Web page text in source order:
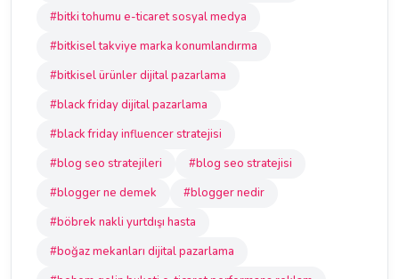
#bitki tohumu e-ticaret sosyal medya
#bitkisel takviye marka konumlandırma
#bitkisel ürünler dijital pazarlama
#black friday dijital pazarlama
#black friday influencer stratejisi
#blog seo stratejileri
#blog seo stratejisi
#blogger ne demek
#blogger nedir
#böbrek nakli yurtdışı hasta
#boğaz mekanları dijital pazarlama